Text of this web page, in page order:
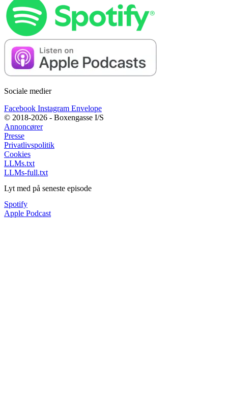
Sociale medier
Facebook Instagram Envelope
© 2018-2026 - Boxengasse I/S
Annoncører
Presse
Privatlivspolitik
Cookies
LLMs.txt
LLMs-full.txt
Lyt med på seneste episode
Spotify
Apple Podcast